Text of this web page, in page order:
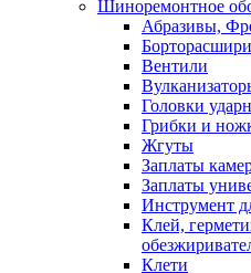
Шиноремонтное
Абразивы,
Вентили
Головки
Грибки и
Жгуты
Заплаты
Заплаты
Инструмент
Клей,
Клети